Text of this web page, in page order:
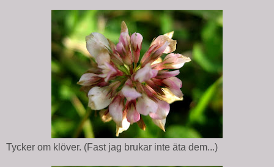
Tycker om klöver. (Fast jag brukar inte äta dem...)